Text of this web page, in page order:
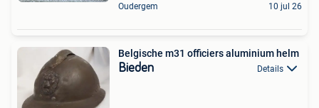
Oudergem 10 jul 26
Belgische m31 officiers aluminium helm
Bieden Details